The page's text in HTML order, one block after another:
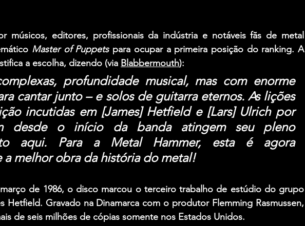
músicos, editores, profissionais da indústria e notáveis fãs de metal
Master of Puppets para ocupar a primeira posição do ranking. A
a escolha, dizendo (via Blabbermouth):
profundidade musical, mas com enorme
cantar junto – e solos de guitarra eternos. As lições
incutidas em [James] Hetfield e [Lars] Ulrich por
desde o início da banda atingem seu pleno
aqui. Para a Metal Hammer, esta é agora
a melhor obra da história do metal!
de 1986, o disco marcou o terceiro trabalho de estúdio do grupo
Hetfield. Gravado na Dinamarca com o produtor Flemming Rasmussen,
de seis milhões de cópias somente nos Estados Unidos.